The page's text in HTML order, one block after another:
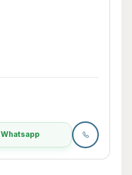
Whatsapp